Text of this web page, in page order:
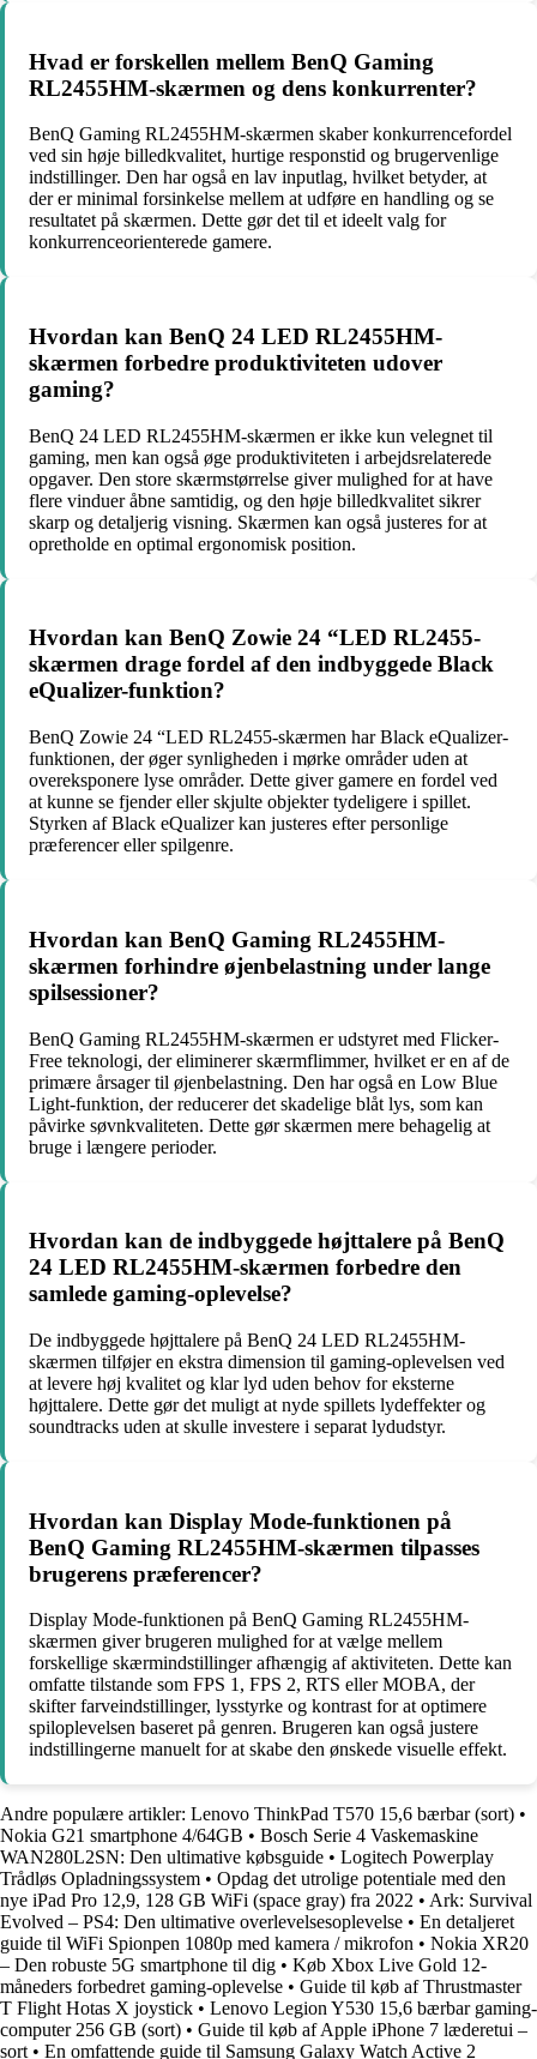
Hvad er forskellen mellem BenQ Gaming
RL2455HM-skærmen og dens konkurrenter?
BenQ Gaming RL2455HM-skærmen skaber konkurrencefordel
ved sin høje billedkvalitet, hurtige responstid og brugervenlige
indstillinger. Den har også en lav inputlag, hvilket betyder, at
der er minimal forsinkelse mellem at udføre en handling og se
resultatet på skærmen. Dette gør det til et ideelt valg for
konkurrenceorienterede gamere.
Hvordan kan BenQ 24 LED RL2455HM-
skærmen forbedre produktiviteten udover
gaming?
BenQ 24 LED RL2455HM-skærmen er ikke kun velegnet til
gaming, men kan også øge produktiviteten i arbejdsrelaterede
opgaver. Den store skærmstørrelse giver mulighed for at have
flere vinduer åbne samtidig, og den høje billedkvalitet sikrer
skarp og detaljerig visning. Skærmen kan også justeres for at
opretholde en optimal ergonomisk position.
Hvordan kan BenQ Zowie 24 “LED RL2455-
skærmen drage fordel af den indbyggede Black
eQualizer-funktion?
BenQ Zowie 24 “LED RL2455-skærmen har Black eQualizer-
funktionen, der øger synligheden i mørke områder uden at
overeksponere lyse områder. Dette giver gamere en fordel ved
at kunne se fjender eller skjulte objekter tydeligere i spillet.
Styrken af Black eQualizer kan justeres efter personlige
præferencer eller spilgenre.
Hvordan kan BenQ Gaming RL2455HM-
skærmen forhindre øjenbelastning under lange
spilsessioner?
BenQ Gaming RL2455HM-skærmen er udstyret med Flicker-
Free teknologi, der eliminerer skærmflimmer, hvilket er en af de
primære årsager til øjenbelastning. Den har også en Low Blue
Light-funktion, der reducerer det skadelige blåt lys, som kan
påvirke søvnkvaliteten. Dette gør skærmen mere behagelig at
bruge i længere perioder.
Hvordan kan de indbyggede højttalere på BenQ
24 LED RL2455HM-skærmen forbedre den
samlede gaming-oplevelse?
De indbyggede højttalere på BenQ 24 LED RL2455HM-
skærmen tilføjer en ekstra dimension til gaming-oplevelsen ved
at levere høj kvalitet og klar lyd uden behov for eksterne
højttalere. Dette gør det muligt at nyde spillets lydeffekter og
soundtracks uden at skulle investere i separat lydudstyr.
Hvordan kan Display Mode-funktionen på
BenQ Gaming RL2455HM-skærmen tilpasses
brugerens præferencer?
Display Mode-funktionen på BenQ Gaming RL2455HM-
skærmen giver brugeren mulighed for at vælge mellem
forskellige skærmindstillinger afhængig af aktiviteten. Dette kan
omfatte tilstande som FPS 1, FPS 2, RTS eller MOBA, der
skifter farveindstillinger, lysstyrke og kontrast for at optimere
spiloplevelsen baseret på genren. Brugeren kan også justere
indstillingerne manuelt for at skabe den ønskede visuelle effekt.
Andre populære artikler: Lenovo ThinkPad T570 15,6 bærbar (sort) •
Nokia G21 smartphone 4/64GB • Bosch Serie 4 Vaskemaskine
WAN280L2SN: Den ultimative købsguide • Logitech Powerplay
Trådløs Opladningssystem • Opdag det utrolige potentiale med den
nye iPad Pro 12,9, 128 GB WiFi (space gray) fra 2022 • Ark: Survival
Evolved – PS4: Den ultimative overlevelsesoplevelse • En detaljeret
guide til WiFi Spionpen 1080p med kamera / mikrofon • Nokia XR20
– Den robuste 5G smartphone til dig • Køb Xbox Live Gold 12-
måneders forbedret gaming-oplevelse • Guide til køb af Thrustmaster
T Flight Hotas X joystick • Lenovo Legion Y530 15,6 bærbar gaming-
computer 256 GB (sort) • Guide til køb af Apple iPhone 7 læderetui –
sort• En omfattende guide til Samsung Galaxy Watch Active 2